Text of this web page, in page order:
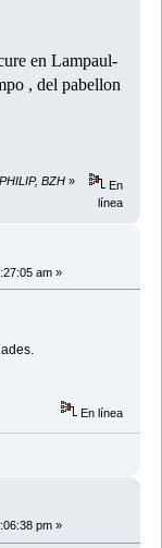
en Lampaul-
, del pabellon
BZH »
En
línea
am »
En línea
pm »